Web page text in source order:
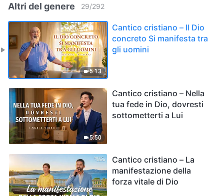
Altri del genere 29/292
5:13
Cantico cristiano – Il Dio
concreto Si manifesta tra
gli uomini
5:50
Cantico cristiano – Nella
tua fede in Dio, dovresti
sottometterti a Lui
Cantico cristiano – La
manifestazione della
forza vitale di Dio